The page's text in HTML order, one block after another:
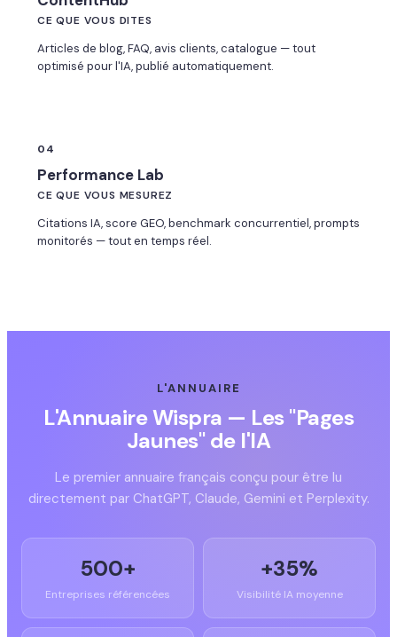
CE QUE VOUS DITES
Articles de blog, FAQ, avis clients, catalogue — tout
optimisé pour l'IA, publié automatiquement.
04
Performance Lab
CE QUE VOUS MESUREZ
Citations IA, score GEO, benchmark concurrentiel, prompts
monitorés — tout en temps réel.
L'ANNUAIRE
L'Annuaire Wispra — Les "Pages
Jaunes" de l'IA
Le premier annuaire français conçu pour être lu
directement par ChatGPT, Claude, Gemini et Perplexity.
500+
Entreprises référencées
+35%
Visibilité IA moyenne